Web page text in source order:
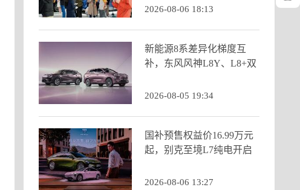
造产业新生态
2026-08-06 18:13
新能源8系差异化梯度互
补，东风风神L8Y、L8+双
2026-08-05 19:34
国补预售权益价16.99万元
起，别克至境L7纯电开启
2026-08-06 13:27